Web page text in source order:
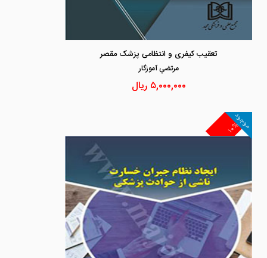
تعقیب کیفری و انتظامی پزشک مقصر
مرتضي آموزگار
۵,۰۰۰,۰۰۰ ریال
۱۰%
موجود